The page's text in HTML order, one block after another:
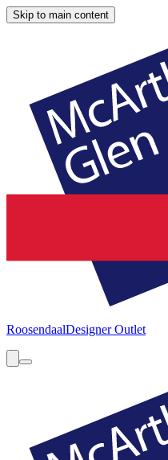
Skip to main content
RoosendaalDesigner Outlet